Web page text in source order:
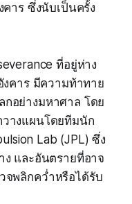
าร ซึ่งนับเป็นครั้ง
ที่อยู่ห่าง
งคาร มีความท้าทาย
กอย่างมหาศาล โดย
วางแผนโดยทีมนัก
Lab (JPL) ซึ่ง
ง และอันตรายที่อาจ
จพลิกคว่ำหรือได้รับ